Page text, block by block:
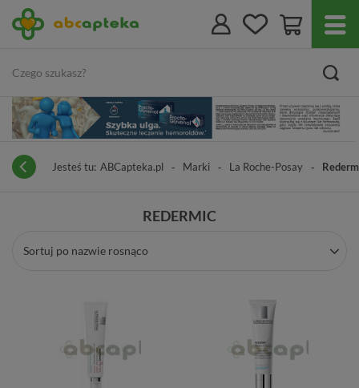
Jesteś tu: ABCapteka.pl Marki La Roche-Posay
REDERMIC
Sortuj po nazwie rosnąco